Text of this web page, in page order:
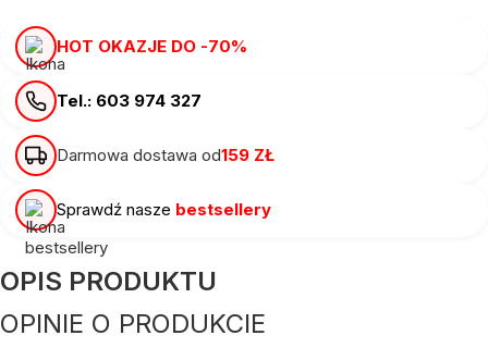
HOT OKAZJE DO -70%
Tel.: 603 974 327
Darmowa dostawa od159 ZŁ
Sprawdź nasze bestsellery
OPIS PRODUKTU
OPINIE O PRODUKCIE